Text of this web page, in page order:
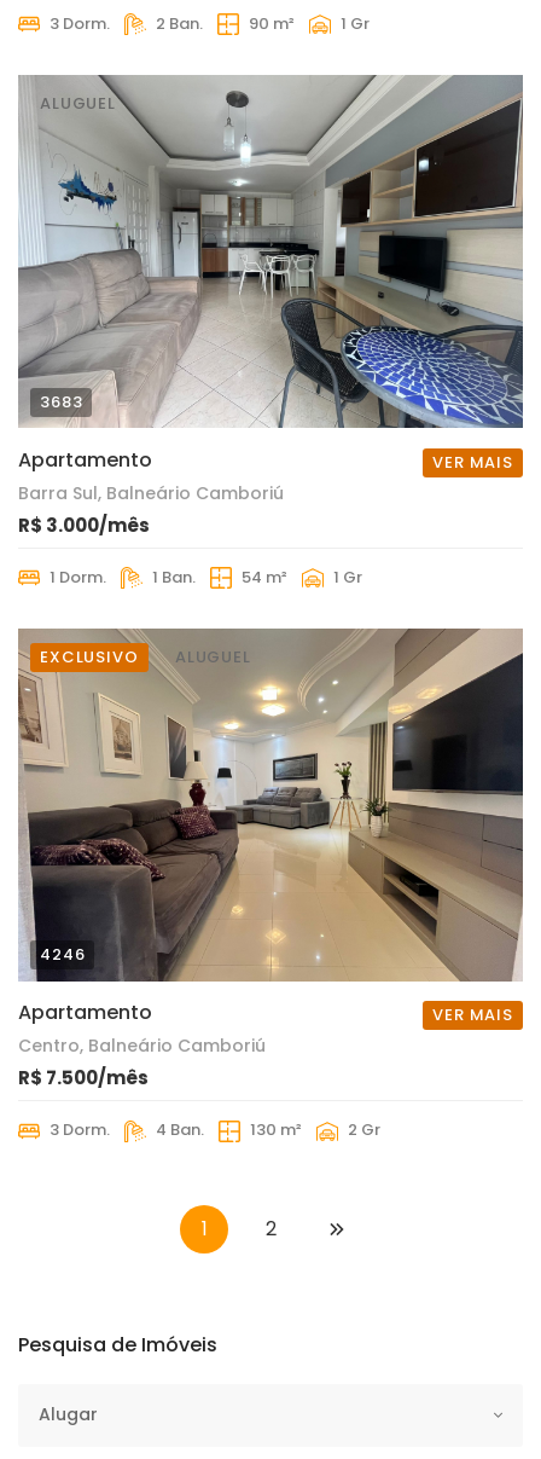
3 Dorm. 2 Ban. 90 m² 1 Gr
ALUGUEL
3683
Apartamento VER MAIS
Barra Sul, Balneário Camboriú
R$ 3.000/mês
1 Dorm. 1 Ban. 54 m² 1 Gr
EXCLUSIVO ALUGUEL
4246
Apartamento VER MAIS
Centro, Balneário Camboriú
R$ 7.500/mês
3 Dorm. 4 Ban. 130 m² 2 Gr
1 2
Pesquisa de Imóveis
Alugar